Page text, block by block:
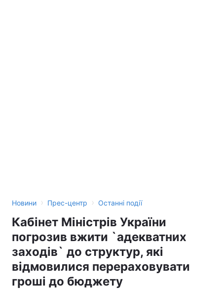
Новини › Прес-центр › Останні події
Кабінет Міністрів України
погрозив вжити `адекватних
заходів` до структур, які
відмовилися перераховувати
гроші до бюджету